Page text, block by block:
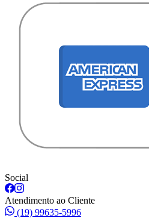
Social
Atendimento ao Cliente
(19) 99635-5996